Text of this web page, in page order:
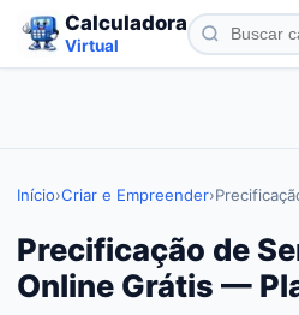
Calculadora
Virtual
Início›Criar e Empreender›
Precificação de
Online Grátis —